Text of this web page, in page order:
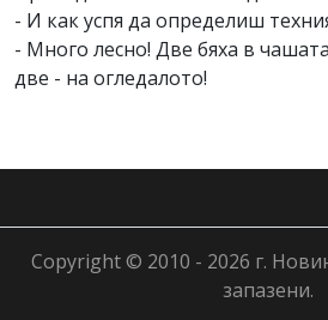
- И как успя да определиш
- Много лесно! Две бяха в
две - на огледалото!
Copyright © 2010 - 2026 г.
запазени.